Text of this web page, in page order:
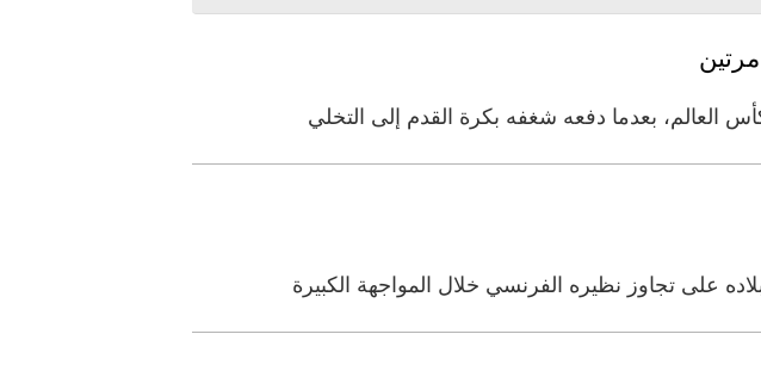
العالم، بعدما دفعه شغفه بكرة القدم إلى التخلي
على تجاوز نظيره الفرنسي خلال المواجهة الكبيرة